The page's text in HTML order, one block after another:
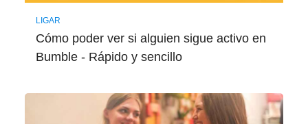
LIGAR
Cómo poder ver si alguien sigue activo en
Bumble - Rápido y sencillo